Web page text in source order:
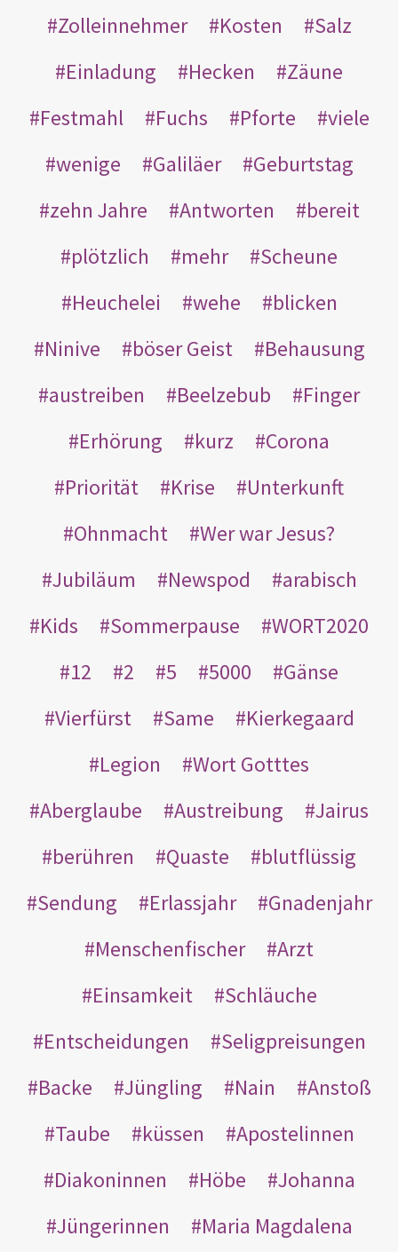
Zolleinnehmer Kosten
Salz
Einladung
Hecken
Zäune
Festmahl
Fuchs Pforte
viele
wenige
Galiläer
Geburtstag
zehn Jahre
Antworten
bereit
plötzlich
mehr
Scheune
Heuchelei
wehe
blicken
Ninive
böser Geist
Behausung
austreiben
Beelzebub
Finger
Erhörung
kurz
Corona
Priorität
Krise
Unterkunft
Ohnmacht
Wer war Jesus?
Jubiläum
Newspod
arabisch
Kids
Sommerpause
WORT2020
12
2 5 5000
Gänse
Vierfürst
Same
Kierkegaard
Legion
Wort Gotttes
Aberglaube
Austreibung
Jairus
berühren
Quaste
blutflüssig
Sendung
Erlassjahr
Gnadenjahr
Menschenfischer
Arzt
Einsamkeit
Schläuche
Entscheidungen
Seligpreisungen
Backe
Jüngling Nain
Anstoß
Taube
küssen
Apostelinnen
Diakoninnen
Höbe
Johanna
Jüngerinnen
Maria Magdalena